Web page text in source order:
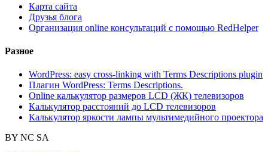
Карта сайта
Друзья блога
Организация online консультаций с помощью RedHelper
Разное
WordPress: easy cross-linking with Terms Descriptions plugin
Плагин WordPress: Terms Descriptions.
Online калькулятор размеров LCD (ЖК) телевизоров
Калькулятор расстояний до LCD телевизоров
Калькулятор яркости лампы мультимедийного проектора
BY NC SA